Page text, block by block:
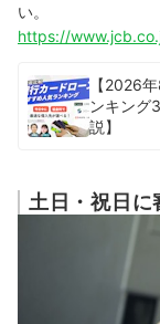
い。
https://
【2026
ンキング
説】
土日・祝日に